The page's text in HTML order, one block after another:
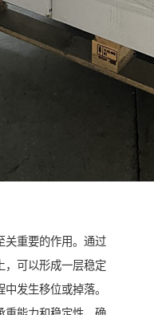
关重要的作用。通过
，可以形成一层稳定
发生移位或掉落。